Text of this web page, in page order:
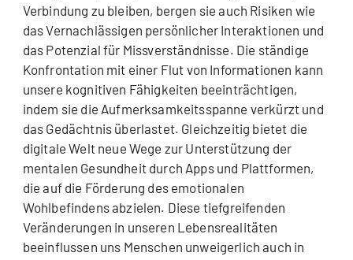
Verbindung zu bleiben, bergen sie auch Risiken wie
das Vernachlässigen persönlicher Interaktionen und
das Potenzial für Missverständnisse. Die ständige
Konfrontation mit einer Flut von Informationen kann
unsere kognitiven Fähigkeiten beeinträchtigen,
indem sie die Aufmerksamkeitsspanne verkürzt und
das Gedächtnis überlastet. Gleichzeitig bietet die
digitale Welt neue Wege zur Unterstützung der
mentalen Gesundheit durch Apps und Plattformen,
die auf die Förderung des emotionalen
Wohlbefindens abzielen. Diese tiefgreifenden
Veränderungen in unseren Lebensrealitäten
beeinflussen uns Menschen unweigerlich auch in